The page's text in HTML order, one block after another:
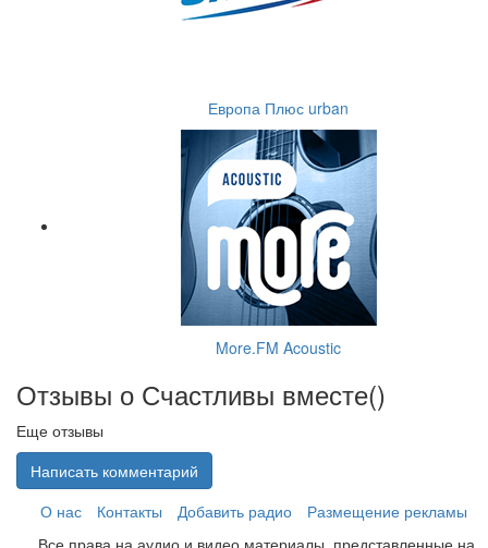
Европа Плюс urban
More.FM Acoustic
Отзывы о Счастливы вместе()
Еще отзывы
Написать комментарий
О нас
Контакты Добавить радио
Размещение рекламы
Все права на аудио и видео материалы, представленные на